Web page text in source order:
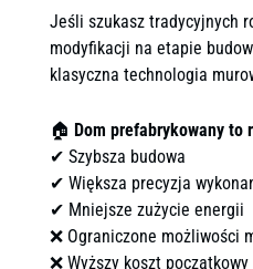
Jeśli szukasz tradycyjnych
modyfikacji na etapie
klasyczna technologia
🏠 Dom prefabrykowany to
✔ Szybsza budowa
✔ Większa precyzja
✔ Mniejsze zużycie energii
❌ Ograniczone możliwości
❌ Wyższy koszt początkowy